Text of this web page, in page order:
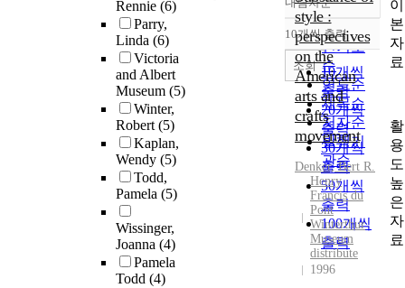
Rennie (6)
Parry,
Linda (6)
Victoria
and Albert
Museum (5)
Winter,
Robert(5)
Kaplan,
Wendy (5)
Todd,
Pamela (5)
Wissinger,
Joanna (4)
Pamela
Todd (4)
정확도
순
인기도
순
연도순
제목순
저자순
발행기
관순
내림차순
10개씩 출력
10개씩
출력
20개씩
출력
30개씩
출력
50개씩
출력
100개씩
출력
조회
style :
perspectives
on the
American
arts and
crafts
movement
Denker, Bert R.
Henry
Francis du
Pont
Winterthur
Museum
distribute
1996
이
본
자
료
활
용
도
높
은
자
료